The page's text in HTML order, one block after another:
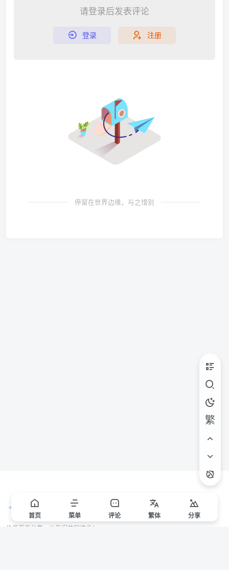
请登录后发表评论
登录 注册
停留在世界边缘，与之惜别
繁
首页 菜单 评论 繁体 分享
价值源于分享，让我们共同进步！